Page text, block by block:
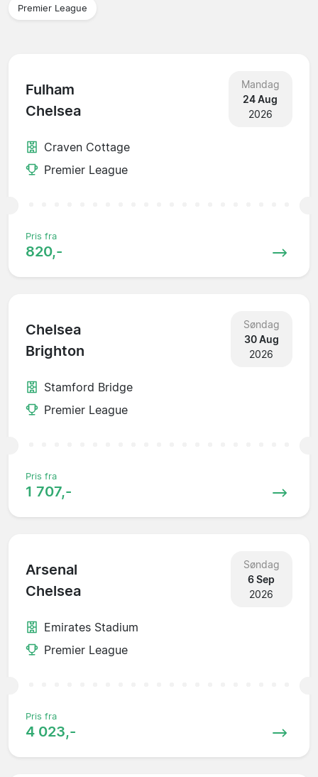
Premier League
Fulham
Chelsea
Mandag
24 Aug
2026
Craven Cottage
Premier League
Pris fra
820,-
Chelsea
Brighton
Søndag
30 Aug
2026
Stamford Bridge
Premier League
Pris fra
1 707,-
Arsenal
Chelsea
Søndag
6 Sep
2026
Emirates Stadium
Premier League
Pris fra
4 023,-